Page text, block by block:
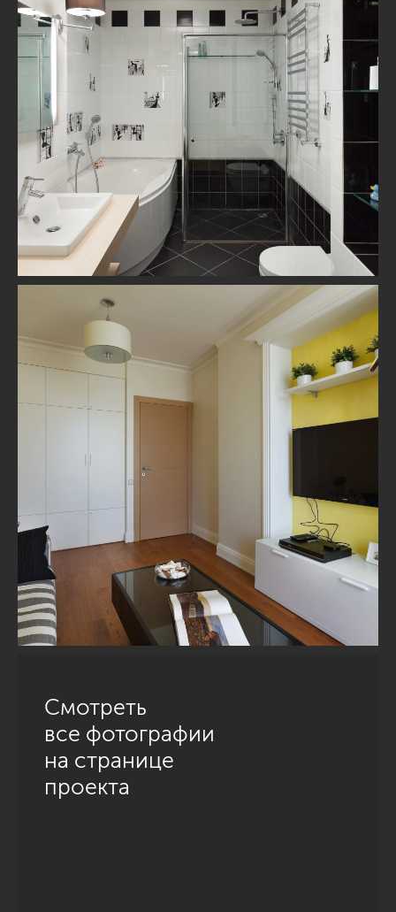
Смотреть
все фотографии
на странице
проекта